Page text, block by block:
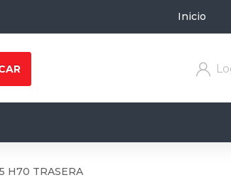
Inicio
H70 TRASERA